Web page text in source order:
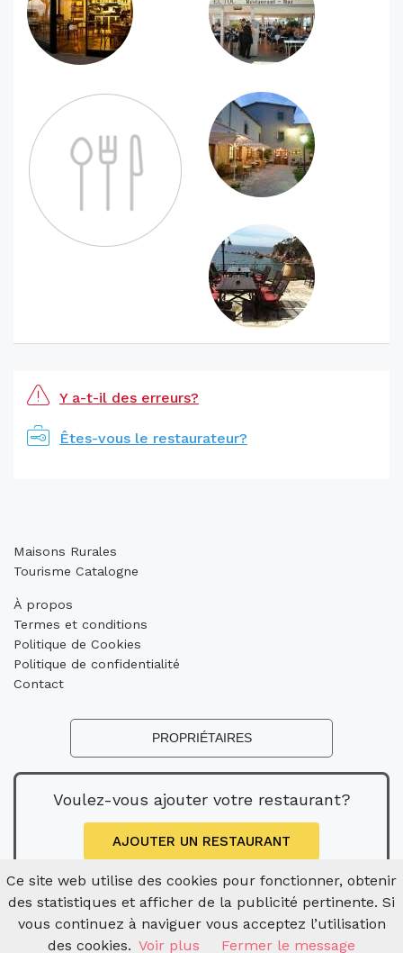
Y a-t-il des erreurs?
Êtes-vous le restaurateur?
Maisons Rurales
Tourisme Catalogne
À propos
Termes et conditions
Politique de Cookies
Politique de confidentialité
Contact
PROPRIÉTAIRES
Voulez-vous ajouter votre restaurant?
AJOUTER UN RESTAURANT
Ce site web utilise des cookies pour fonctionner, obtenir
des statistiques et afficher de la publicité pertinente. Si
vous continuez à naviguer vous acceptez l’utilisation
des cookies. Voir plus Fermer le message